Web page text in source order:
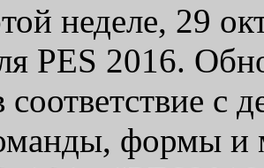
неделе, 29
PES 2016.
с
формы и